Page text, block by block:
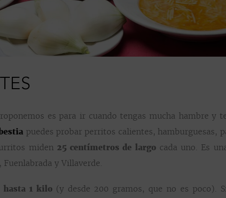
es para ir cuando tengas mucha hambre y
puedes probar perritos calientes, hamburguesas,
miden 25 centímetros de largo cada uno. Es
Fuenlabrada y Villaverde.
hasta 1 kilo (y desde 200 gramos, que no es poco).